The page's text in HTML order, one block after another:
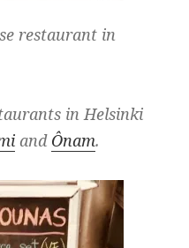
restaurant in
in Helsinki
and Ônam.